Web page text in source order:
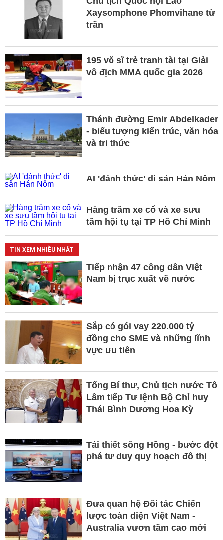
Xaysomphone Phomvihane từ
trần
195 võ sĩ trẻ tranh tài tại Giải
vô địch MMA quốc gia 2026
Thánh đường Emir Abdelkader
- biểu tượng kiến trúc, văn hóa
và tri thức
AI 'đánh thức' di sản Hán Nôm
Hàng trăm xe cổ và xe sưu
tầm hội tụ tại TP Hồ Chí Minh
TIN XEM NHIỀU NHẤT
Tiếp nhận 47 công dân Việt
Nam bị trục xuất về nước
Sắp có gói vay 220.000 tỷ
đồng cho SME và những lĩnh
vực ưu tiên
Tổng Bí thư, Chủ tịch nước Tô
Lâm tiếp Tư lệnh Bộ Chỉ huy
Thái Bình Dương Hoa Kỳ
Tái thiết sông Hồng - bước đột
phá tư duy quy hoạch đô thị
Đưa quan hệ Đối tác Chiến
lược toàn diện Việt Nam -
Australia vươn tầm cao mới